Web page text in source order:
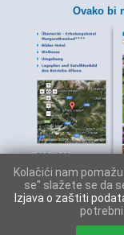
Ovako bi
Kolačići nam
se" slažete se da
Izjava o zaštiti